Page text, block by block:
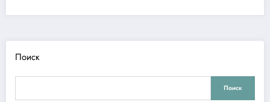
Поиск
Поиск